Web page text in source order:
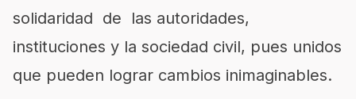
solidaridad de las autoridades,
instituciones y la sociedad civil, pues unidos
que pueden lograr cambios inimaginables.